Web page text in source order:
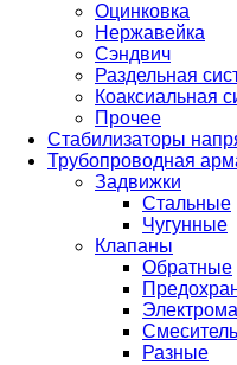
Оцинковка
Нержавейка
Сэндвич
Раздельная
Коаксиальная
Прочее
Стабилизаторы
Трубопроводная
Задвижки
Стальные
Чугунные
Клапаны
Обратные
Разные